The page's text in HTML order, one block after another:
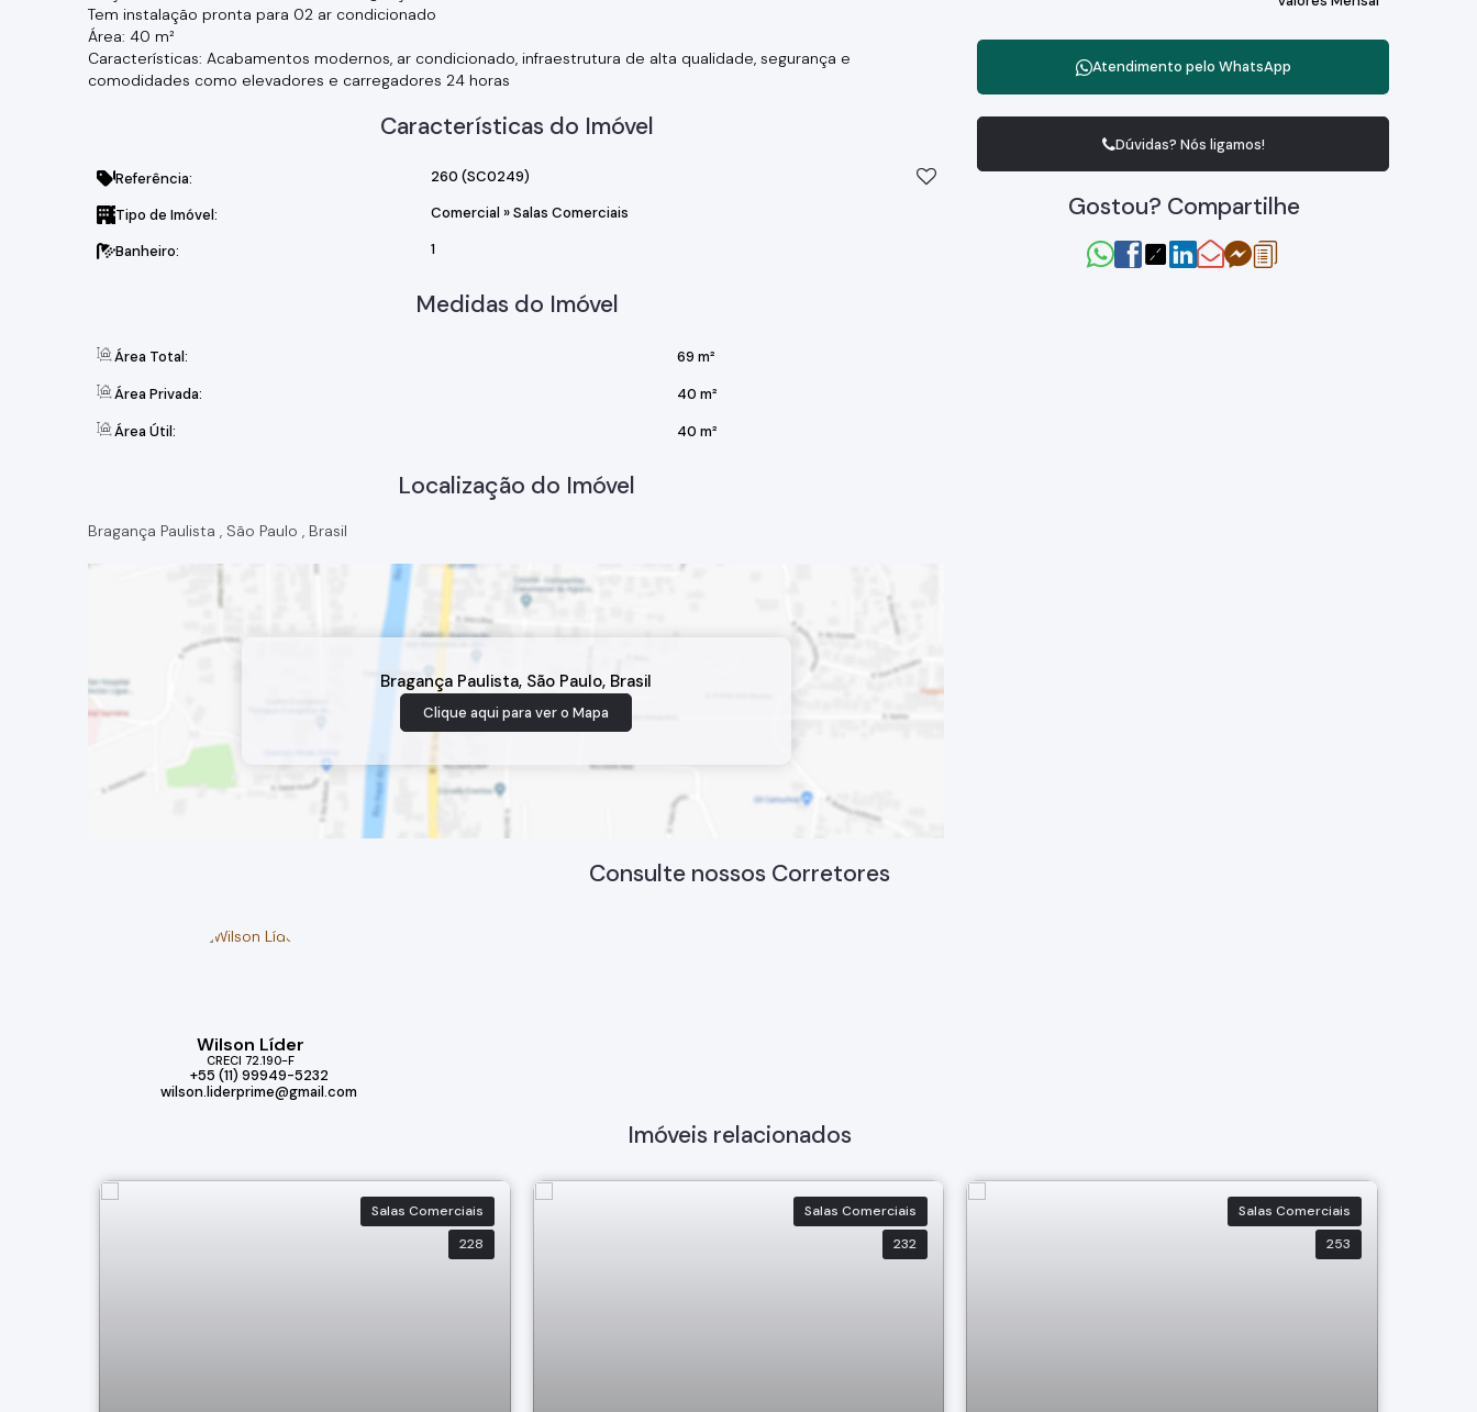
Tem instalação pronta para 02 ar condicionado
Área: 40 m²
Características: Acabamentos modernos, ar condicionado, infraestrutura de alta qualidade, segurança e
comodidades como elevadores e carregadores 24 horas
Características do Imóvel
Referência: 260 (SC0249)
Tipo de Imóvel: Comercial »Salas Comerciais
Banheiro: 1
Medidas do Imóvel
Área Total:
69 m²
Área Privada:
40 m²
Área Útil:
40 m²
Localização do Imóvel
Bragança Paulista , São Paulo , Brasil
Bragança Paulista, São Paulo, Brasil
Clique aqui para ver o Mapa
Atendimento pelo WhatsApp
Dúvidas? Nós ligamos!
Gostou? Compartilhe
Consulte nossos Corretores
Wilson Líder
CRECI 72.190-F
+55 (11) 99949-5232
wilson.liderprime@gmail.com
Imóveis relacionados
Salas Comerciais
228
Salas Comerciais
232
Salas Comerciais
253